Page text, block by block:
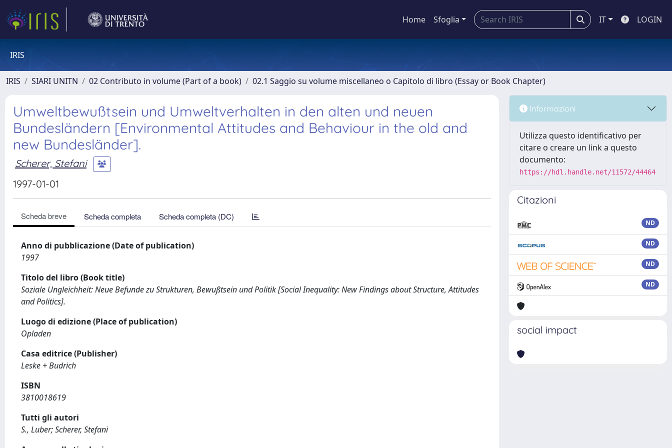
Home Sfoglia IT LOGIN
IRIS
IRIS SIARI UNITN 02 Contributo in volume (Part of a book) 02.1 Saggio su volume miscellaneo o Capitolo di libro (Essay or Book Chapter)
Umweltbewußtsein und Umweltverhalten in den alten und neuen
Bundesländern [Environmental Attitudes and Behaviour in the old and
new Bundesländer].
Scherer, Stefani
1997-01-01
Scheda breve Scheda completa Scheda completa (DC)
Anno di pubblicazione (Date of publication)
1997
Titolo del libro (Book title)
Soziale Ungleichheit: Neue Befunde zu Strukturen, Bewußtsein und Politik [Social Inequality: New Findings about Structure, Attitudes
and Politics].
Luogo di edizione (Place of publication)
Opladen
Casa editrice (Publisher)
Leske + Budrich
ISBN
3810018619
Tutti gli autori
S., Luber; Scherer, Stefani
Informazioni
Utilizza questo identificativo per
citare o creare un link a questo
documento:
https://hdl.handle.net/11572/44464
Citazioni
ND
ND
ND
ND
social impact